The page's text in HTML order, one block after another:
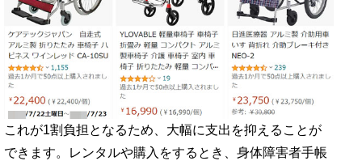
これが1割負担となるため、大幅に支出を抑えることが
できます。レンタルや購入をするとき、身体障害者手帳